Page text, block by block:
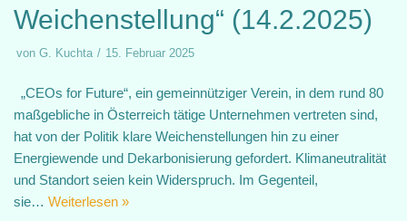
Weichenstellung“ (14.2.2025)
von G. Kuchta 15. Februar 2025
„CEOs for Future“, ein gemeinnütziger Verein, in dem rund 80
maßgebliche in Österreich tätige Unternehmen vertreten sind,
hat von der Politik klare Weichenstellungen hin zu einer
Energiewende und Dekarbonisierung gefordert. Klimaneutralität
und Standort seien kein Widerspruch. Im Gegenteil,
sie… Weiterlesen »